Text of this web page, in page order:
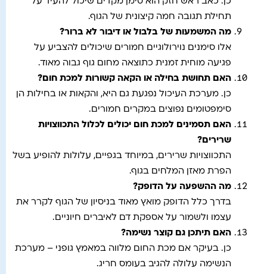
תחילת תגובה חמה קיצונית של הגוף.
מה המשמעות של בלבול או דיבור לא ברור?
אלו סימנים נוירולוגיים חמורים שיכולים להצביע על
פגיעה מוחית זמנית כתוצאה מחום גוף גבוה מאוד.
האם תחושת בחילה או הקאה קשורות למכת חום?
כן. מערכת העיכול נפגעת גם היא, והקאות או בחילות הן
סימפטומים נפוצים במקרים חמורים.
האם תסמינים למכת חום יכולים לכלול התכווצויות
שרירים?
התכווצויות שרירים, במיוחד בגפיים, עלולות להופיע בשל
הפרת מאזן המלחים בגוף.
מה ההשפעה על הדופק?
בדרך כלל הדופק מואץ מאוד בניסיון של הגוף לקרר את
עצמו ולשמור על אספקת דם לאיברים חיוניים.
האם תיתכן גם קוצר נשימה?
כן. בעיקר אם מכת החום מלווה במאמץ גופני – מערכת
הנשימה עלולה להגיב בעומס חריג.